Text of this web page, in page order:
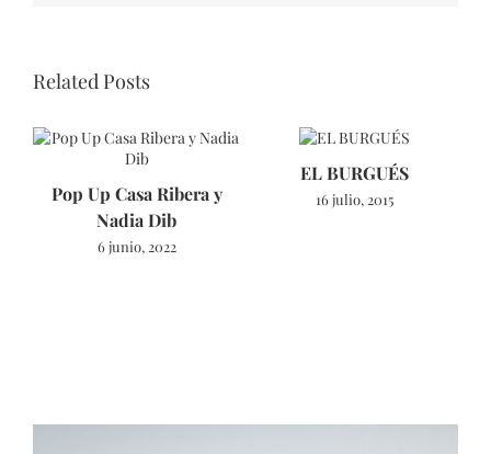
Related Posts
Pop Up Casa Ribera y
Nadia Dib
6 junio, 2022
EL BURGUÉS
16 julio, 2015